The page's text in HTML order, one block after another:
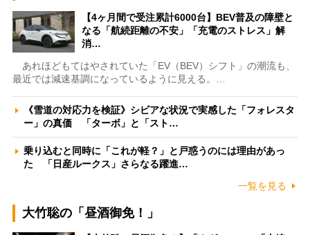
【4ヶ月間で受注累計6000台】BEV普及の障壁と
なる「航続距離の不安」「充電のストレス」解
消…
あれほどもてはやされていた「EV（BEV）シフト」の潮流も、
最近では減速基調になっているように見える。…
《雪道の対応力を検証》シビアな状況で実感した「フォレスタ
ー」の真価 「ターボ」と「スト…
乗り込むと同時に「これが軽？」と戸惑うのには理由があっ
た 「日産ルークス」さらなる躍進…
一覧を見る
大竹聡の「昼酒御免！」